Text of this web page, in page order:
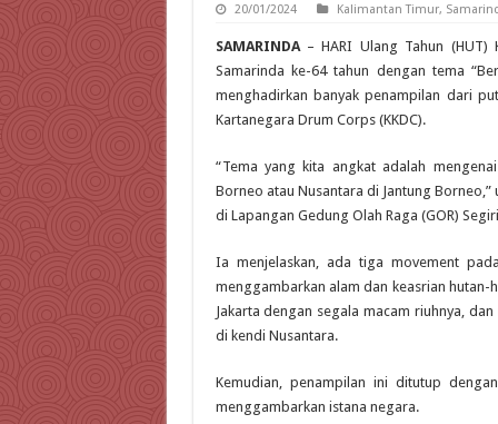
20/01/2024 Kalimantan Timur,
SAMARINDA– HARI Ulang Tahun (HUT)
Samarinda ke-64 tahun dengan tema
menghadirkan banyak penampilan dari
Kartanegara Drum Corps (KKDC).
“Tema yang kita angkat adalah
Borneo atau Nusantara di Jantung
di Lapangan Gedung Olah Raga (GOR)
Ia menjelaskan, ada tiga movement
menggambarkan alam dan keasrian hutan-
Jakarta dengan segala macam riuhnya,
di kendi Nusantara.
Kemudian, penampilan ini ditutup
menggambarkan istana negara.